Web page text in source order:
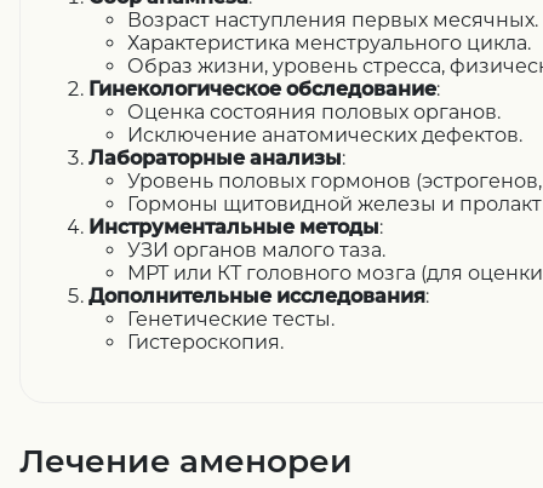
Возраст наступления первых месячных.
Характеристика менструального цикла.
Образ жизни, уровень стресса,
Гинекологическое обследование:
Оценка состояния половых органов.
Исключение анатомических дефектов.
Лабораторные анализы:
Уровень половых гормонов
Гормоны щитовидной железы и
Инструментальные методы:
УЗИ органов малого таза.
МРТ или КТ головного мозга (для
Дополнительные исследования:
Генетические тесты.
Гистероскопия.
Лечение аменореи